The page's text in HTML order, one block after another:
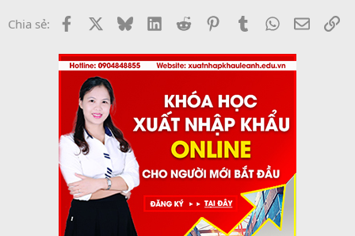
Chia sẻ: Facebook BlueskyLinkedInReddit PinterestTumblrWhatsApp
Email